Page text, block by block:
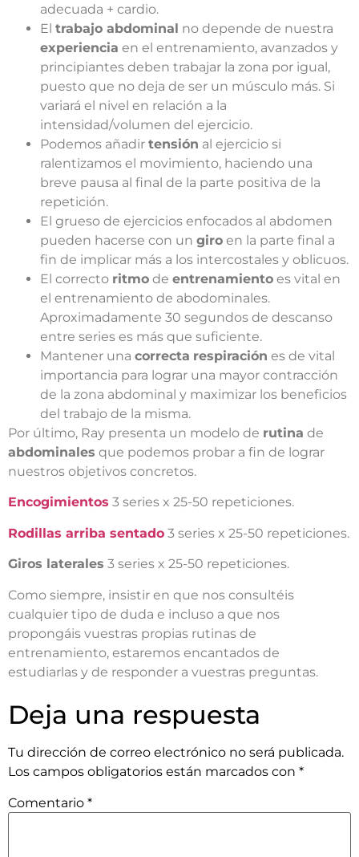
adecuada + cardio.
El trabajo abdominal no depende de nuestra
experiencia en el entrenamiento, avanzados y
principiantes deben trabajar la zona por igual,
puesto que no deja de ser un músculo más. Si
variará el nivel en relación a la
intensidad/volumen del ejercicio.
Podemos añadir tensión al ejercicio si
ralentizamos el movimiento, haciendo una
breve pausa al final de la parte positiva de la
repetición.
El grueso de ejercicios enfocados al abdomen
pueden hacerse con un giro en la parte final a
fin de implicar más a los intercostales y oblicuos.
El correcto ritmo de entrenamiento es vital en
el entrenamiento de abodominales.
Aproximadamente 30 segundos de descanso
entre series es más que suficiente.
Mantener una correcta respiración es de vital
importancia para lograr una mayor contracción
de la zona abdominal y maximizar los beneficios
del trabajo de la misma.
Por último, Ray presenta un modelo de rutina de
abdominales que podemos probar a fin de lograr
nuestros objetivos concretos.
Encogimientos 3 series x 25-50 repeticiones.
Rodillas arriba sentado 3 series x 25-50 repeticiones.
Giros laterales 3 series x 25-50 repeticiones.
Como siempre, insistir en que nos consultéis
cualquier tipo de duda e incluso a que nos
propongáis vuestras propias rutinas de
entrenamiento, estaremos encantados de
estudiarlas y de responder a vuestras preguntas.
Deja una respuesta
Tu dirección de correo electrónico no será publicada.
Los campos obligatorios están marcados con *
Comentario *